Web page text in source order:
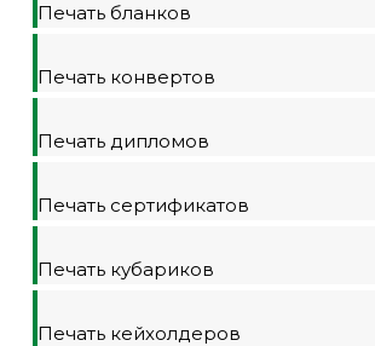
Печать бланков
Печать конвертов
Печать дипломов
Печать сертификатов
Печать кубариков
Печать кейхолдеров